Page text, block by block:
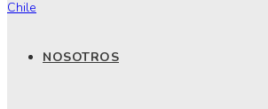
NOSOTROS